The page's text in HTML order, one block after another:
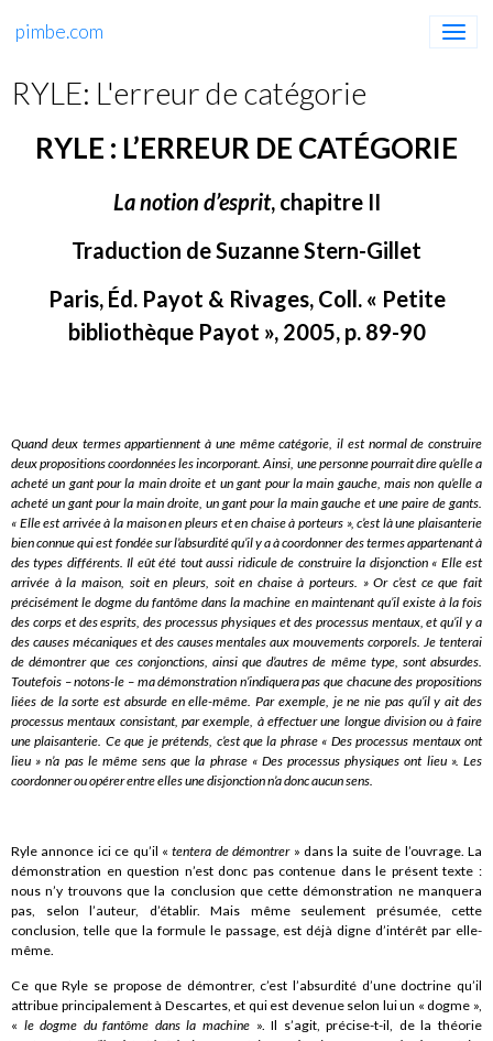
pimbe.com
RYLE: L'erreur de catégorie
RYLE : L’ERREUR DE CATÉGORIE
La notion d’esprit, chapitre II
Traduction de Suzanne Stern-Gillet
Paris, Éd. Payot & Rivages, Coll. « Petite
bibliothèque Payot », 2005, p. 89-90
Quand deux termes appartiennent à une même catégorie, il est normal de construire
deux propositions coordonnées les incorporant. Ainsi, une personne pourrait dire qu’elle a
acheté un gant pour la main droite et un gant pour la main gauche, mais non qu’elle a
acheté un gant pour la main droite, un gant pour la main gauche et une paire de gants.
« Elle est arrivée à la maison en pleurs et en chaise à porteurs », c’est là une plaisanterie
bien connue qui est fondée sur l’absurdité qu’il y a à coordonner des termes appartenant à
des types différents. Il eût été tout aussi ridicule de construire la disjonction « Elle est
arrivée à la maison, soit en pleurs, soit en chaise à porteurs. » Or c’est ce que fait
précisément le dogme du fantôme dans la machine en maintenant qu’il existe à la fois
des corps et des esprits, des processus physiques et des processus mentaux, et qu’il y a
des causes mécaniques et des causes mentales aux mouvements corporels. Je tenterai
de démontrer que ces conjonctions, ainsi que d’autres de même type, sont absurdes.
Toutefois – notons-le – ma démonstration n’indiquera pas que chacune des propositions
liées de la sorte est absurde en elle-même. Par exemple, je ne nie pas qu’il y ait des
processus mentaux consistant, par exemple, à effectuer une longue division ou à faire
une plaisanterie. Ce que je prétends, c’est que la phrase « Des processus mentaux ont
lieu » n’a pas le même sens que la phrase « Des processus physiques ont lieu ». Les
coordonner ou opérer entre elles une disjonction n’a donc aucun sens.
Ryle annonce ici ce qu’il «tentera de démontrer» dans la suite de l’ouvrage. La
démonstration en question n’est donc pas contenue dans le présent texte :
nous n’y trouvons que la conclusion que cette démonstration ne manquera
pas, selon l’auteur, d’établir. Mais même seulement présumée, cette
conclusion, telle que la formule le passage, est déjà digne d’intérêt par elle-
même.
Ce que Ryle se propose de démontrer, c’est l’absurdité d’une doctrine qu’il
attribue principalement à Descartes, et qui est devenue selon lui un « dogme »,
« le dogme du fantôme dans la machine ». Il s’agit, précise-t-il, de la théorie